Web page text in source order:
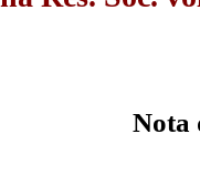
Nota